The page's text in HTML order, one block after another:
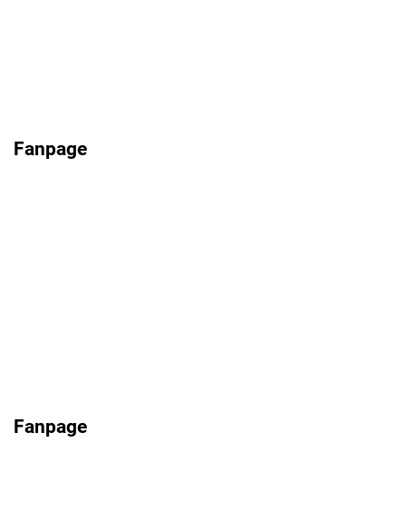
Fanpage
Fanpage